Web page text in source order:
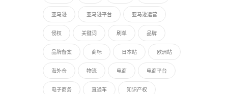
亚马逊 亚马逊平台 亚马逊运营
侵权 关键词 刷单 品牌
品牌备案 商标 日本站 欧洲站
海外仓 物流 电商 电商平台
电子商务 直通车 知识产权